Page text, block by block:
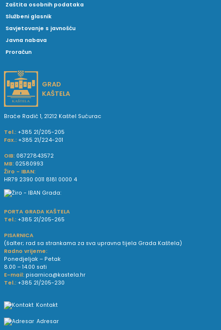
Zaštita osobnih podataka
Službeni glasnik
Savjetovanje s javnošću
Javna nabava
Proračun
GRAD
KAŠTELA
Braće Radić 1, 21212 Kaštel Sućurac
Tel.: +385 21/205-205
Fax.: +385 21/224-201
OIB: 08727843572
MB: 02580993
Žiro - IBAN:
HR79 2390 0011 8181 0000 4
PORTA GRADA KAŠTELA
Tel.: +385 21/205-265
PISARNICA
(šalter; rad sa strankama za sva upravna tijela Grada Kaštela)
Radno vrijeme:
Ponedjeljak – Petak
8.00 – 14.00 sati
E-mail: pisarnica@kastela.hr
Tel.: +385 21/205-230
Kontakt
Adresar